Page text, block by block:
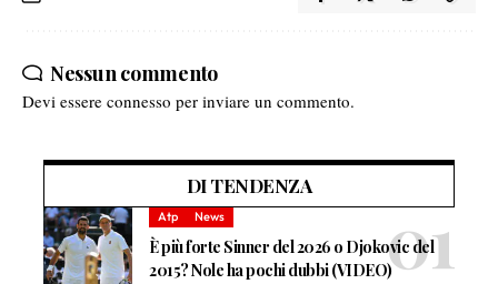
Nessun commento
Devi essere connesso per inviare un commento.
DI TENDENZA
Atp News
È più forte Sinner del 2026 o Djokovic del
2015? Nole ha pochi dubbi (VIDEO)